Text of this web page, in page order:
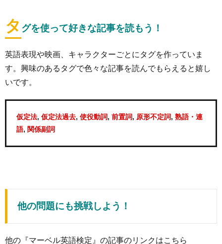
タ グを使って好きな記事を読もう！
英語表現や映画、キャラクターごとにタグを作っていま
す。興味のあるタグで色々な記事を読んでもらえると嬉し
いです。
仮定法, 仮定法過去, 使役動詞 , 前置詞 , 原形不定詞 , 熟語・連
語, 関係副詞
他の問題にも挑戦しよう！
他の『マーベル英語検定』の記事のリンクはこちら